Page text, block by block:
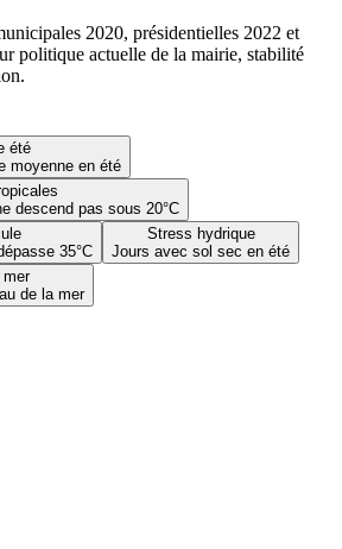
été
moyenne en été
descend pas sous 20°C
35°C
Stress hydrique
Jours avec sol sec en été
de la mer
2020, présidentielles 2022 et
politique actuelle de la mairie, stabilité